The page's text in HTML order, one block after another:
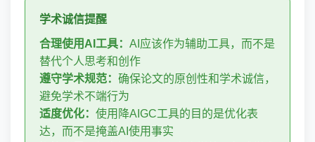
学术诚信提醒
合理使用AI工具： AI应该作为辅助工具，而不是
替代个人思考和创作
遵守学术规范： 确保论文的原创性和学术诚信，
避免学术不端行为
适度优化： 使用降AIGC工具的目的是优化表
达，而不是掩盖AI使用事实